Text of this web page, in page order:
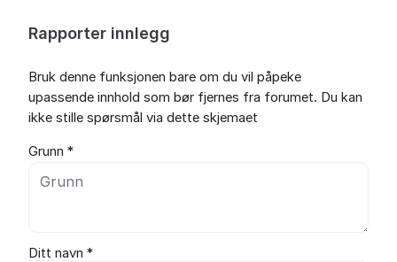
Rapporter innlegg
Bruk denne funksjonen bare om du vil påpeke
upassende innhold som bør fjernes fra forumet. Du kan
ikke stille spørsmål via dette skjemaet
Grunn *
Ditt navn *